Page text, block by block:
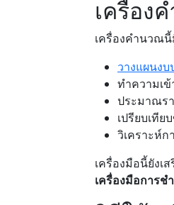
เครื่อง
เครื่องคำนวณ
วางแผนง
ทำความเข้
ประมาณร
เปรียบเทีย
วิเคราะห์ก
เครื่องมือนี้ยังเ
เครื่องมือการช